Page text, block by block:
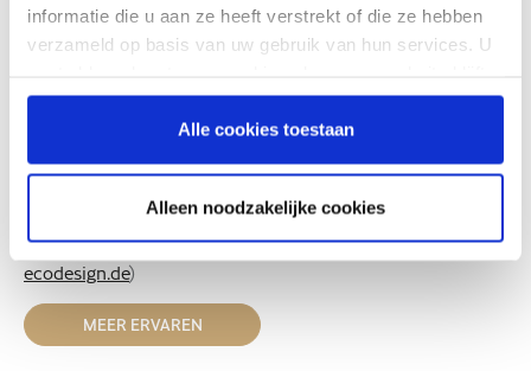
informatie die u aan ze heeft verstrekt of die ze hebben
verzameld op basis van uw gebruik van hun services. U
gebruiken.
Alle cookies toestaan
Alleen noodzakelijke cookies
In 2023 heeft Satino PureSoft de Federale Ecodesign Prijs
2023 in de categorie Product ontvangen – de hoogste
»Volgens het Federale Milieuagentschap de grootste
decennium.«
Dr. Bettina Hoffmann, Parlementair Staatssecretaris bij het
Duitse Federale Ministerie voor Milieu (Bron:bundespreis-
ecodesign.de)
MEER ERVAREN